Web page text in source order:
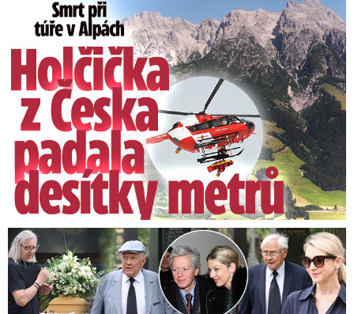
Smrt Češky (†14) v Alpách: Zemřela při túře s rodiči
Speciální řečníci nad rakví Laurina: Rozbrečeli i dceru